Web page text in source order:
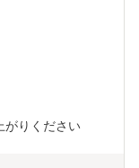
がりください